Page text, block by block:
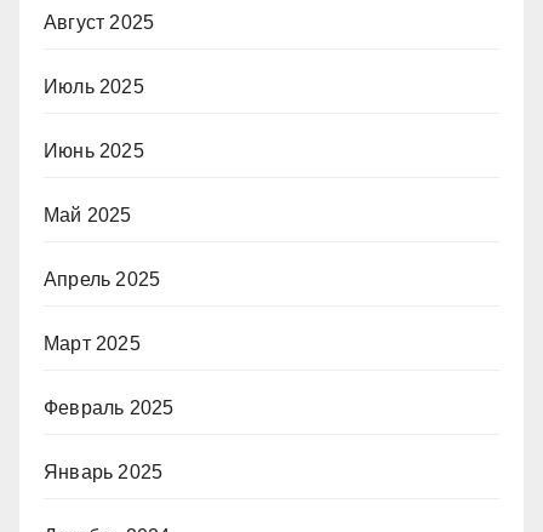
Август 2025
Июль 2025
Июнь 2025
Май 2025
Апрель 2025
Март 2025
Февраль 2025
Январь 2025